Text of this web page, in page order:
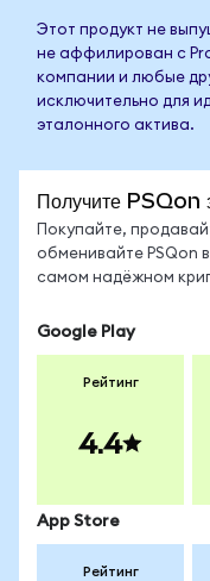
Этот продукт не
не аффилирован с
компании и любые
исключительно для
эталонного актива.
Получите PSQon
Покупайте,
обменивайте PSQon
самом надёжном
Google Play
Рейтинг
4.4
App Store
Рейтинг